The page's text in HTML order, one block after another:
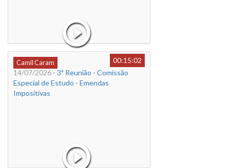
Camil Caram
00:15:02
14/07/2026 - 3ª Reunião - Comissão
Especial de Estudo - Emendas
Impositivas